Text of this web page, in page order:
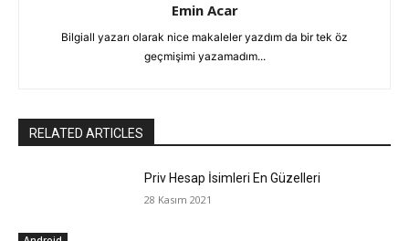
Emin Acar
Bilgiall yazarı olarak nice makaleler yazdım da bir tek öz
geçmişimi yazamadım...
RELATED ARTICLES
Priv Hesap İsimleri En Güzelleri
28 Kasım 2021